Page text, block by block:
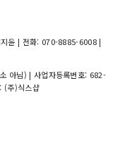
지윤 | 전화: 070-8885-6008 |
아님) | 사업자등록번호: 682-
(주)식스샵